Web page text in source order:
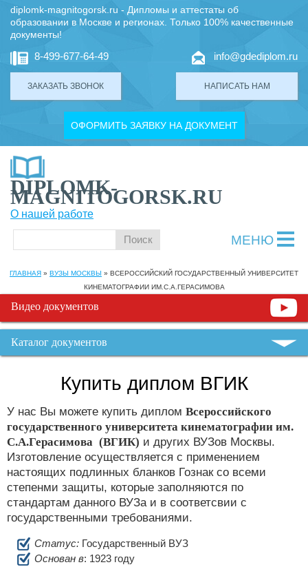
diplomk-magnitogorsk.ru - Дипломы и аттестаты об
образовании в Москве и регионах. Только 100% качественные
документы!
8-499-677-64-49
ЗАКАЗАТЬ ЗВОНОК
info@gdediplom.ru
НАПИСАТЬ НАМ
ОФОРМИТЬ ЗАЯВКУ НА ДОКУМЕНТ
DIPLOMK-
MAGNITOGORSK.RU
О нашей работе
МЕНЮ
ГЛАВНАЯ » ВУЗЫ МОСКВЫ » ВСЕРОССИЙСКИЙ ГОСУДАРСТВЕННЫЙ УНИВЕРСИТЕТ
КИНЕМАТОГРАФИИ ИМ.С.А.ГЕРАСИМОВА
Видео документов
Каталог документов
Купить диплом ВГИК
У нас Вы можете купить диплом Всероссийского
государственного университета кинематографии им.
С.А.Герасимова (ВГИК) и других ВУЗов Москвы.
Изготовление осуществляется с применением
настоящих подлинных бланков Гознак со всеми
степенми защиты, которые заполняются по
стандартам данного ВУЗа и в соответсвии с
государственными требованиями.
Статус: Государственный ВУЗ
Основан в: 1923 году